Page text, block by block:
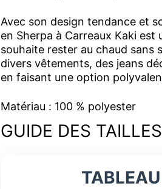
Avec son design tendance et
en Sherpa à Carreaux Kaki
souhaite rester au chaud sans
divers vêtements, des jeans
en faisant une option
Matériau : 100 % polyester
GUIDE DES TAILLES